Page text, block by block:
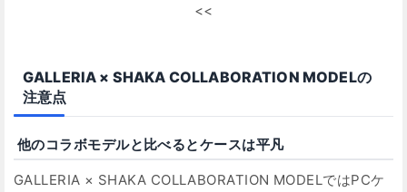
<<
GALLERIA × SHAKA COLLABORATION MODELの
注意点
他のコラボモデルと比べるとケースは平凡
GALLERIA × SHAKA COLLABORATION MODELではPCケ